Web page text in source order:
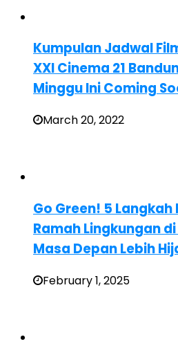
Kumpulan Jadwal
XXI Cinema 21
Minggu Ini Coming
March 20, 2022
Go Green! 5
Ramah Lingkungan
Masa Depan Lebih
February 1, 2025